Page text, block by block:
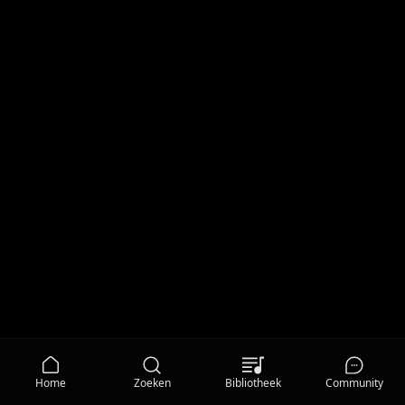
Home Zoeken Bibliotheek Community